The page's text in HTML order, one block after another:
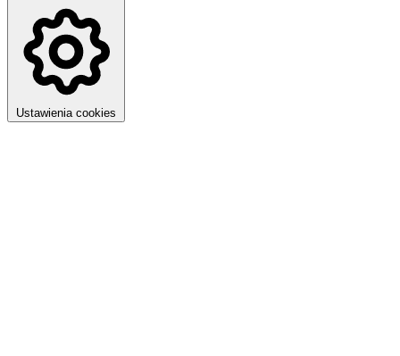
Ustawienia cookies